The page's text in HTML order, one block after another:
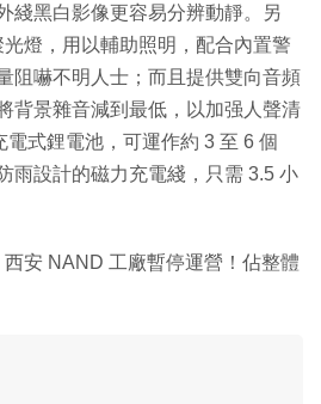
綫黑白影像更容易分辨動靜。另
燈，用以輔助照明，配合內置警
阻嚇不明人士；而且提供雙向音頻
背景雜音減到最低，以加强人聲清
式鋰電池，可運作約 3 至 6 個
雨設計的磁力充電綫，只需 3.5 小
西安 NAND 工廠暫停運營！佔整體